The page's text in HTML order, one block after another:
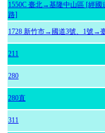
1550C 臺北→基隆中山區 [經國
路]
1728 新竹市→國道3號、1號→
211
280
280直
311